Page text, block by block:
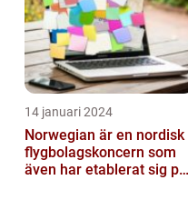
14 januari 2024
Norwegian är en nordisk
flygbolagskoncern som
även har etablerat sig på